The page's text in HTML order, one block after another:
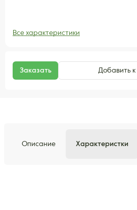
Все характеристики
Заказать Добавить
Описание Характеристки